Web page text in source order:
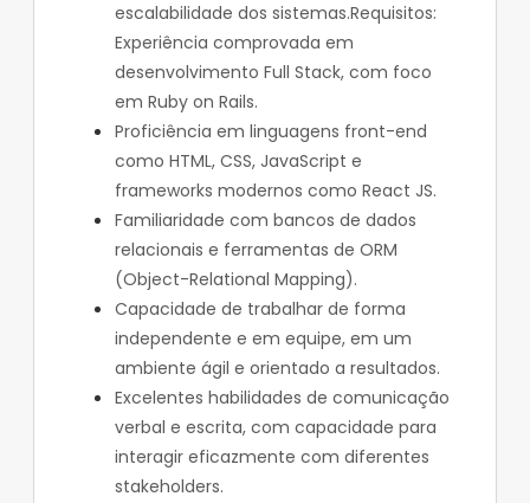
escalabilidade dos sistemas.Requisitos:
Experiência comprovada em
desenvolvimento Full Stack, com foco
em Ruby on Rails.
Proficiência em linguagens front-end
como HTML, CSS, JavaScript e
frameworks modernos como React JS.
Familiaridade com bancos de dados
relacionais e ferramentas de ORM
(Object-Relational Mapping).
Capacidade de trabalhar de forma
independente e em equipe, em um
ambiente ágil e orientado a resultados.
Excelentes habilidades de comunicação
verbal e escrita, com capacidade para
interagir eficazmente com diferentes
stakeholders.